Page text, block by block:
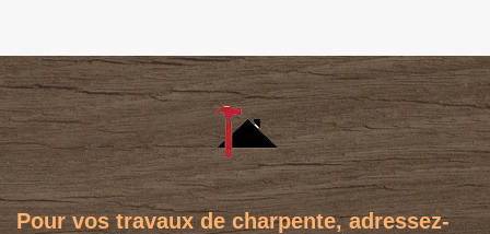
Pour vos travaux de charpente, adressez-